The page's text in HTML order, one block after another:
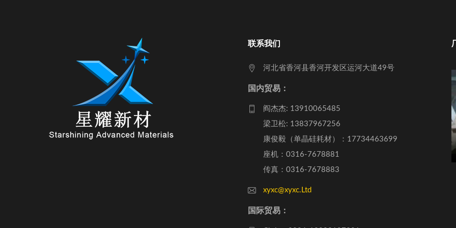
联系我们
河北省香河县香河开发区运河大道49号
国内贸易：
阎杰杰: 13910065485
梁卫松: 13837967256
康俊毅（单晶硅耗材）：17734463699
座机：0316-7678881
传真：0316-7678883
xyxc@xyxc.Ltd
国际贸易：